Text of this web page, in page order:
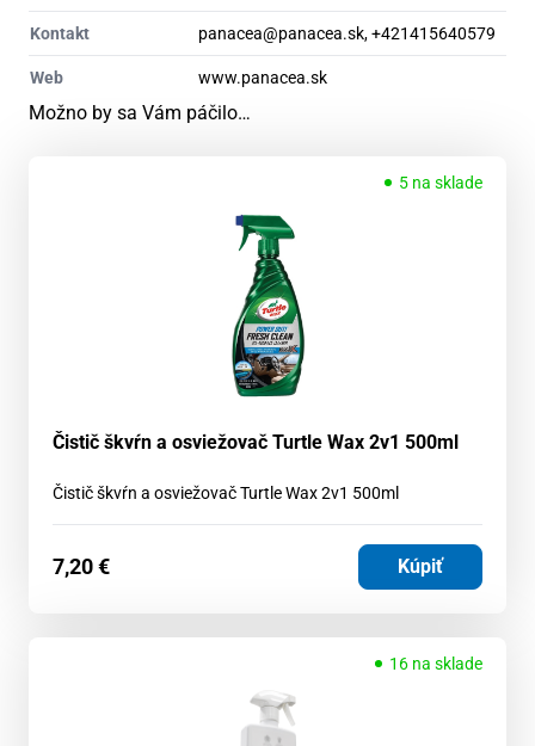
Kontakt panacea@panacea.sk, +421415640579
Web www.panacea.sk
Možno by sa Vám páčilo…
5 na sklade
Čistič škvŕn a osviežovač Turtle Wax 2v1 500ml
Čistič škvŕn a osviežovač Turtle Wax 2v1 500ml
7,20€ Kúpiť
16 na sklade